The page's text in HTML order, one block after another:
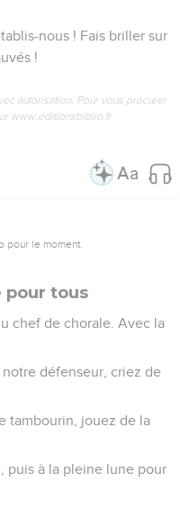
nous ! Fais briller sur
!
autorisation. Pour vous procurer
www.editionsbiblio.fr
pour le moment.
pour tous
chef de chorale. Avec la
défenseur, criez de
tambourin, jouez de la
puis à la pleine lune pour